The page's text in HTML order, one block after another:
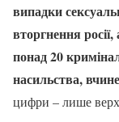
випадки
вторгнення
понад 20
насильства,
цифри – лише